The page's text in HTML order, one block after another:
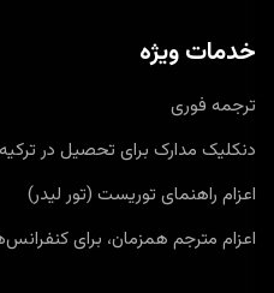
خدمات ویژه
ترجمه فوری
دنکلیک مدارک برای تحصیل در ترکیه
اعزام راهنمای توریست (تور لیدر)
اعزام مترجم همزمان، برای